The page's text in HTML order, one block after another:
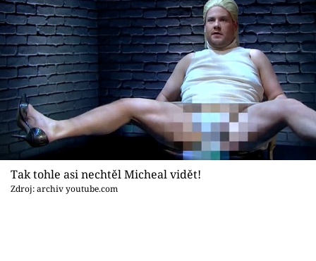
Tak tohle asi nechtěl Micheal vidět!
Zdroj: archiv youtube.com